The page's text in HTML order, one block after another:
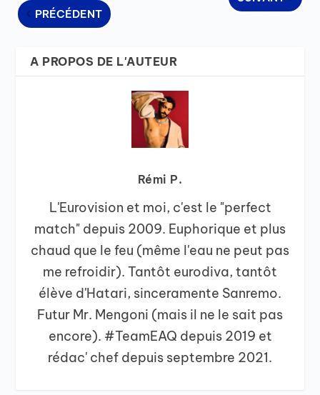
PRÉCÉDENT
A PROPOS DE L'AUTEUR
Rémi P.
L'Eurovision et moi, c'est le "perfect
match" depuis 2009. Euphorique et plus
chaud que le feu (même l'eau ne peut pas
me refroidir). Tantôt eurodiva, tantôt
élève d'Hatari, sinceramente Sanremo.
Futur Mr. Mengoni (mais il ne le sait pas
encore). #TeamEAQ depuis 2019 et
rédac' chef depuis septembre 2021.